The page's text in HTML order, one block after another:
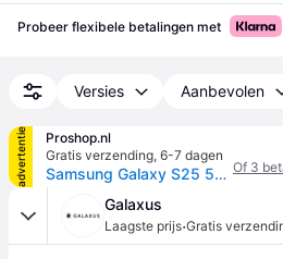
Probeer flexibele betalingen met
Versies Aanbevolen
advertentie
Proshop.nl
Gratis verzending, 6-7 dagen
Samsung Galaxy S25 512GB/12GB - Blueblack Of 3
Galaxus
Laagste prijs·Gratis